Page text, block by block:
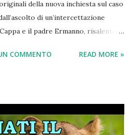
della nuova inchiesta sul caso
di un’intercettazione
e il padre Ermanno, risalente al
palpabile l’agitazione di Stefania in
la nonna di Mattia Capra e la
scoprendo dettagli che non sono
COMMENTO READ MORE »